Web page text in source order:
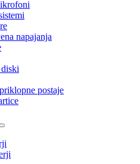
napajanja
postaje